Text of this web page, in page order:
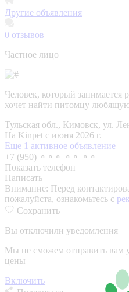
Другие объявления
0 отзывов
Частное лицо
Человек, который занимается
хочет найти питомцу
Тульская обл., Кимовск, ул.
На Kinpet c июня 2026 г.
Еще 1 активное объявление
+7 (950) ⚬⚬⚬ ⚬⚬ ⚬⚬
Показать телефон
Написать
Внимание: Перед
пожалуйста, ознакомьтесь с
Сохранить
Вы отключили уведомления
Мы не сможем отправить вам
цены
Включить